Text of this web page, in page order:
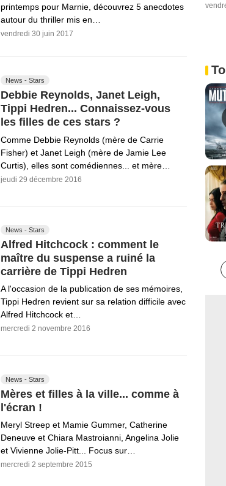
printemps pour Marnie, découvrez 5 anecdotes
autour du thriller mis en…
vendredi 30 juin 2017
News - Stars
Debbie Reynolds, Janet Leigh,
Tippi Hedren... Connaissez-vous
les filles de ces stars ?
Comme Debbie Reynolds (mère de Carrie
Fisher) et Janet Leigh (mère de Jamie Lee
Curtis), elles sont comédiennes... et mère…
jeudi 29 décembre 2016
News - Stars
Alfred Hitchcock : comment le
maître du suspense a ruiné la
carrière de Tippi Hedren
A l'occasion de la publication de ses mémoires,
Tippi Hedren revient sur sa relation difficile avec
Alfred Hitchcock et…
mercredi 2 novembre 2016
News - Stars
Mères et filles à la ville... comme à
l'écran !
Meryl Streep et Mamie Gummer, Catherine
Deneuve et Chiara Mastroianni, Angelina Jolie
et Vivienne Jolie-Pitt... Focus sur…
mercredi 2 septembre 2015